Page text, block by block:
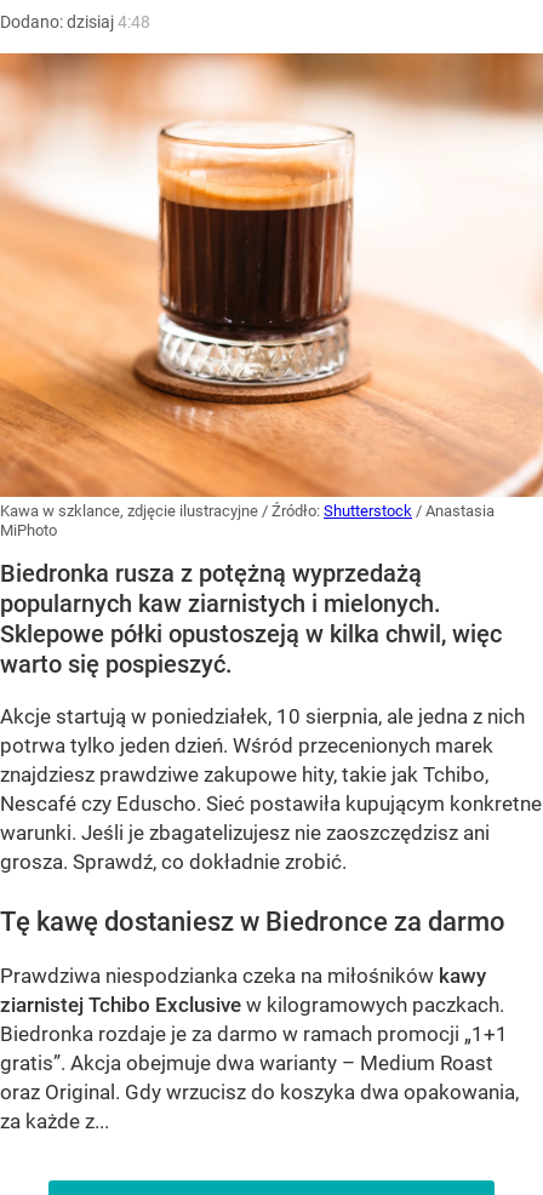
Dodano:dzisiaj4:48
Kawa w szklance, zdjęcie ilustracyjne / Źródło: Shutterstock / Anastasia
MiPhoto
Biedronka rusza z potężną wyprzedażą
popularnych kaw ziarnistych i mielonych.
Sklepowe półki opustoszeją w kilka chwil, więc
warto się pospieszyć.
Akcje startują w poniedziałek, 10 sierpnia, ale jedna z nich
potrwa tylko jeden dzień. Wśród przecenionych marek
znajdziesz prawdziwe zakupowe hity, takie jak Tchibo,
Nescafé czy Eduscho. Sieć postawiła kupującym konkretne
warunki. Jeśli je zbagatelizujesz nie zaoszczędzisz ani
grosza. Sprawdź, co dokładnie zrobić.
Tę kawę dostaniesz w Biedronce za darmo
Prawdziwa niespodzianka czeka na miłośników kawy
ziarnistej Tchibo Exclusive w kilogramowych paczkach.
Biedronka rozdaje je za darmo w ramach promocji „1+1
gratis”. Akcja obejmuje dwa warianty – Medium Roast
oraz Original. Gdy wrzucisz do koszyka dwa opakowania,
za każde z...